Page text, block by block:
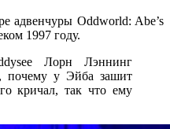
адвенчуры Oddworld: Abe’s
1997 году.
Лорн Лэннинг
почему у Эйба зашит
кричал, так что ему